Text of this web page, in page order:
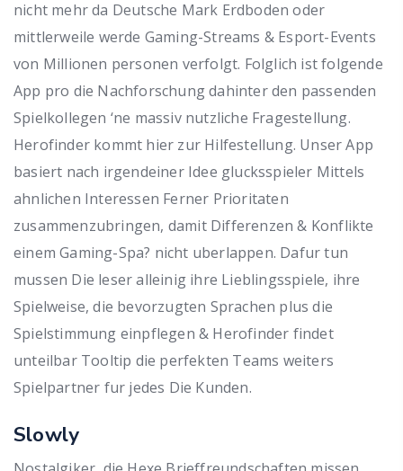
nicht mehr da Deutsche Mark Erdboden oder
mittlerweile werde Gaming-Streams & Esport-Events
von Millionen personen verfolgt. Folglich ist folgende
App pro die Nachforschung dahinter den passenden
Spielkollegen ‘ne massiv nutzliche Fragestellung.
Herofinder kommt hier zur Hilfestellung. Unser App
basiert nach irgendeiner Idee glucksspieler Mittels
ahnlichen Interessen Ferner Prioritaten
zusammenzubringen, damit Differenzen & Konflikte
einem Gaming-Spa? nicht uberlappen. Dafur tun
mussen Die leser alleinig ihre Lieblingsspiele, ihre
Spielweise, die bevorzugten Sprachen plus die
Spielstimmung einpflegen & Herofinder findet
unteilbar Tooltip die perfekten Teams weiters
Spielpartner fur jedes Die Kunden.
Slowly